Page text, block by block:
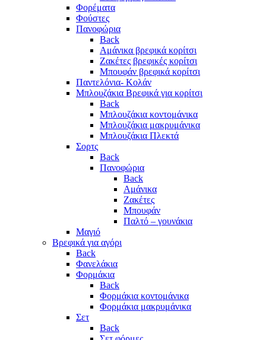
Φορέματα
Φούστες
Πανοφώρια
Back
Αμάνικα βρεφικά κορίτσι
Ζακέτες βρεφικές κορίτσι
Μπουφάν βρεφικά κορίτσι
Παντελόνια- Κολάν
Μπλουζάκια Βρεφικά για κορίτσι
Back
Μπλουζάκια κοντομάνικα
Μπλουζάκια μακρυμάνικα
Μπλουζάκια Πλεκτά
Σορτς
Back
Πανοφώρια
Back
Αμάνικα
Ζακέτες
Μπουφάν
Παλτό – γουνάκια
Μαγιό
Βρεφικά για αγόρι
Back
Φανελάκια
Φορμάκια
Back
Φορμάκια κοντομάνικα
Φορμάκια μακρυμάνικα
Σετ
Back